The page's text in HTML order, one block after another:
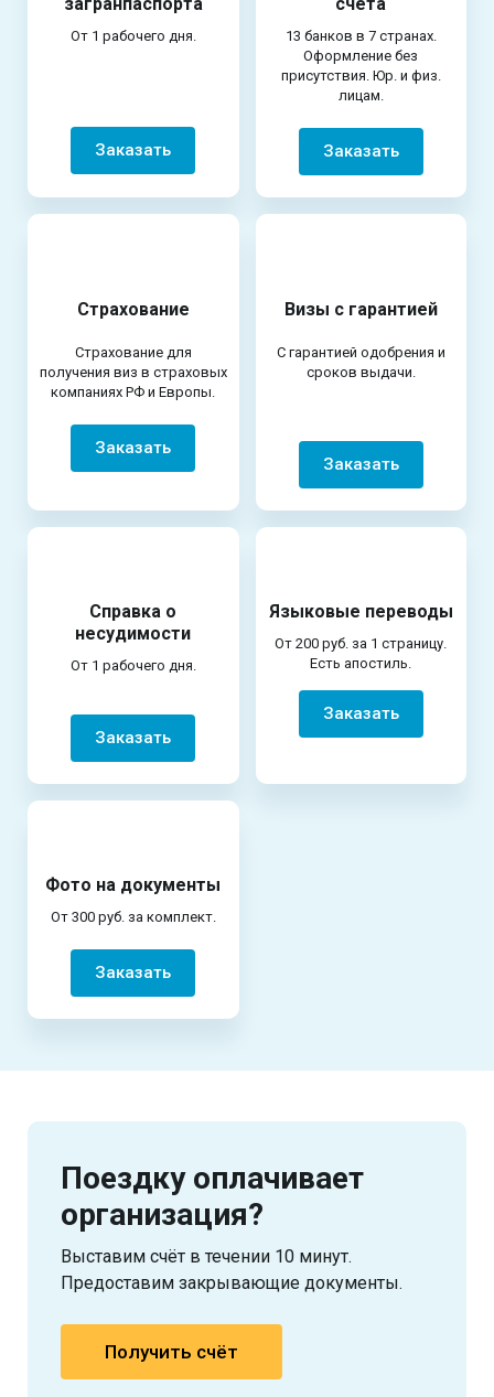
От 1 рабочего дня.
Заказать
13 банков в 7 странах.
Оформление без
присутствия. Юр. и физ.
лицам.
Заказать
Страхование
Страхование для
получения виз в страховых
компаниях РФ и Европы.
Заказать
Визы с гарантией
С гарантией одобрения и
сроков выдачи.
Заказать
Справка о
несудимости
От 1 рабочего дня.
Заказать
Языковые переводы
От 200 руб. за 1 страницу.
Есть апостиль.
Заказать
Фото на документы
От 300 руб. за комплект.
Заказать
Поездку оплачивает
организация?
Выставим счёт в течении 10 минут.
Предоставим закрывающие документы.
Получить счёт